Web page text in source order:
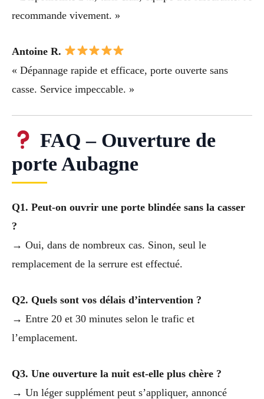
recommande vivement. »
Antoine R.
« Dépannage rapide et efficace, porte ouverte sans
casse. Service impeccable. »
FAQ – Ouverture de
porte Aubagne
Q1. Peut-on ouvrir une porte blindée sans la casser
?
→ Oui, dans de nombreux cas. Sinon, seul le
remplacement de la serrure est effectué.
Q2. Quels sont vos délais d’intervention ?
→ Entre 20 et 30 minutes selon le trafic et
l’emplacement.
Q3. Une ouverture la nuit est-elle plus chère ?
→ Un léger supplément peut s’appliquer, annoncé